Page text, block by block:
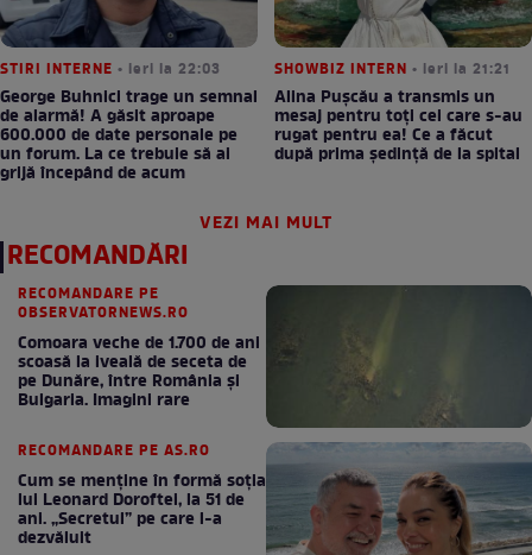
STIRI INTERNE • ieri la 22:03
George Buhnici trage un semnal
de alarmă! A găsit aproape
600.000 de date personale pe
un forum. La ce trebuie să ai
grijă începând de acum
SHOWBIZ INTERN • ieri la 21:21
Alina Pușcău a transmis un
mesaj pentru toți cei care s-au
rugat pentru ea! Ce a făcut
după prima ședință de la spital
VEZI MAI MULT
RECOMANDĂRI
RECOMANDARE PE
OBSERVATORNEWS.RO
Comoara veche de 1.700 de ani
scoasă la iveală de seceta de
pe Dunăre, între România şi
Bulgaria. Imagini rare
RECOMANDARE PE AS.RO
Cum se menţine în formă soţia
lui Leonard Doroftei, la 51 de
ani. „Secretul” pe care l-a
dezvăluit